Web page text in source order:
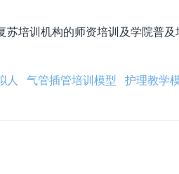
苏培训机构的师资培训及学院普
人 气管插管培训模型 护理教学